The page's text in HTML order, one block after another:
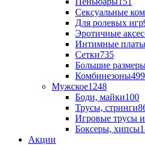
Сексуальные
Для ролевых игр
Эротичные
Интимные
Сетки735
Большие
Комбинезоны499
Мужское1248
Боди, майки100
Трусы, стринги
Игровые трусы
Боксеры, хипсы
Акции